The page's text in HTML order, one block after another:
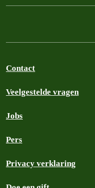
Contact
Veelgestelde vragen
Jobs
Pers
Privacy verklaring